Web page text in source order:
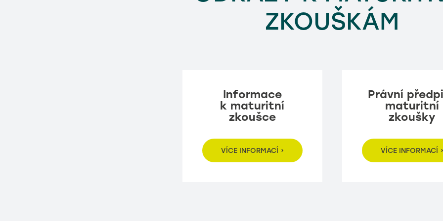
ZKOUŠKÁM
Informace
k maturitní
zkoušce
VÍCE INFORMACÍ
Právní
maturitní
zkoušky
VÍCE INFORMACÍ